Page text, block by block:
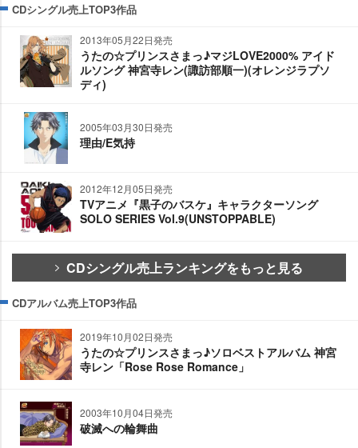
CDシングル売上TOP3作品
2013年05月22日発売
うたの☆プリンスさまっ♪マジLOVE2000% アイド
ルソング 神宮寺レン(諏訪部順一)(オレンジラプソ
ディ)
2005年03月30日発売
理由/E気持
2012年12月05日発売
TVアニメ『黒子のバスケ』キャラクターソング
SOLO SERIES Vol.9(UNSTOPPABLE)
CDシングル売上ランキングをもっと見る
CDアルバム売上TOP3作品
2019年10月02日発売
うたの☆プリンスさまっ♪ソロベストアルバム 神宮
寺レン「Rose Rose Romance」
2003年10月04日発売
破滅への輪舞曲